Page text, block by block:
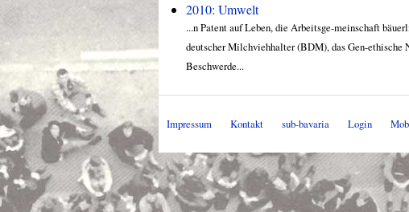
2010: Umwelt
...n Patent auf Leben, die Arbeitsge-meinschaft
deutscher Milchviehhalter (BDM), das Gen-ethische
Beschwerde...
Impressum Kontakt sub-bavaria Login